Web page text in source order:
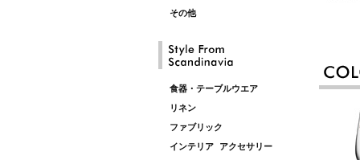
その他
食器・テーブルウエア
リネン
ファブリック
インテリア アクセサリー